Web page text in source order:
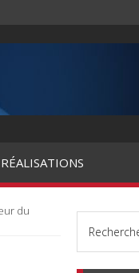
RÉALISATIONS
du